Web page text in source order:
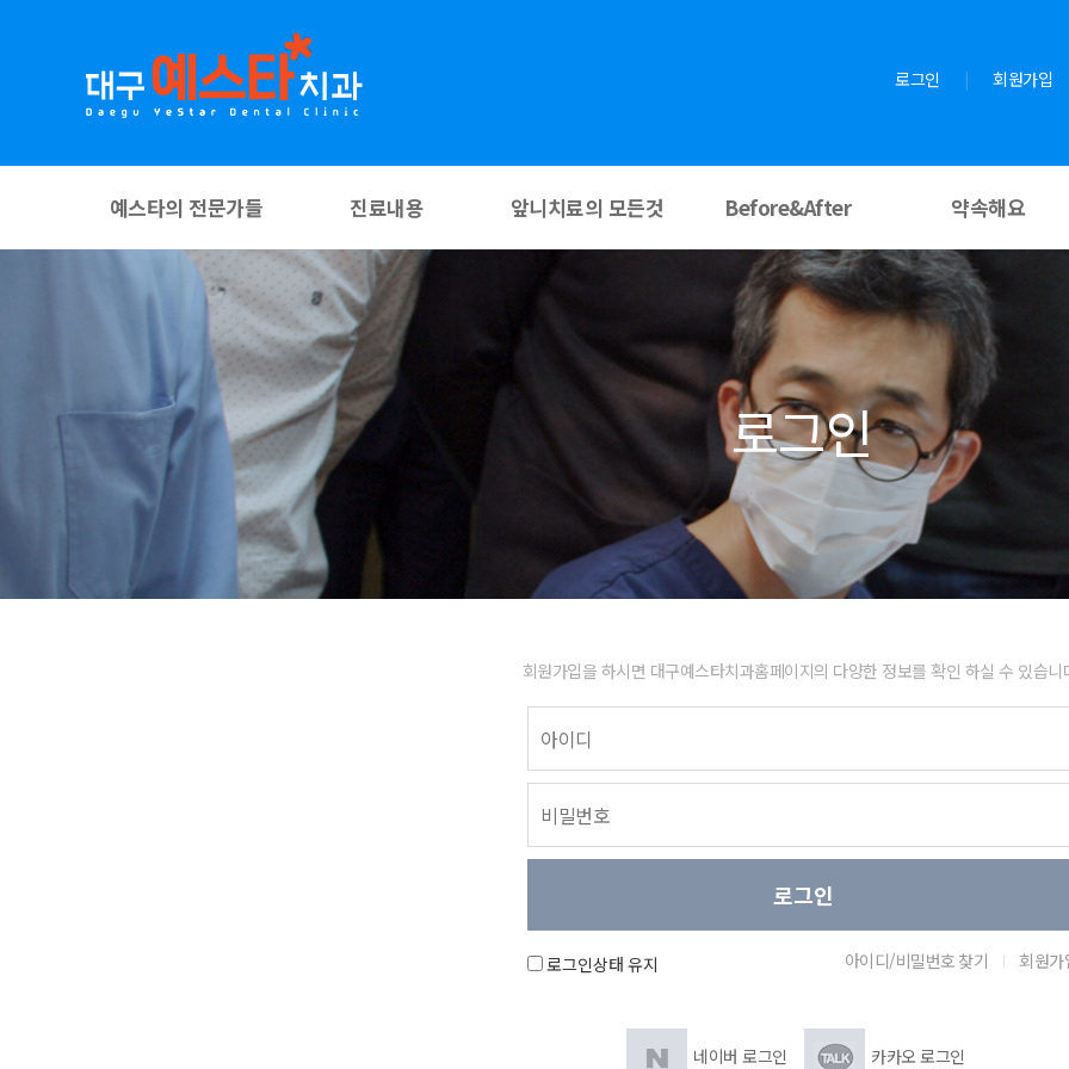
로그인 | 회원가입
예스타의 전문가들 진료내용 앞니치료의 모든것 Before&After 약속해요
로그인
회원가입을 하시면 대구예스타치과홈페이지의 다양한 정보를 확인 하실 수 있습니
로그인상태 유지 아이디/비밀번호 찾기 회원가
네이버 로그인 카카오 로그인